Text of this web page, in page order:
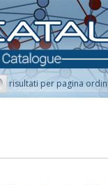
risultati per pagina